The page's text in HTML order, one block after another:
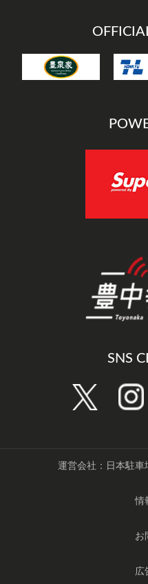
SNS
運営会社：日本駐車
情
お
広